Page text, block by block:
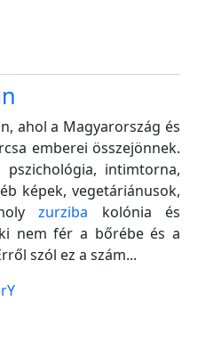
ahol a Magyarország és
emberei összejönnek.
pszichológia, intimtorna,
képek, vegetáriánusok,
zurziba kolónia és
nem fér a bőrébe és a
szól ez a szám...